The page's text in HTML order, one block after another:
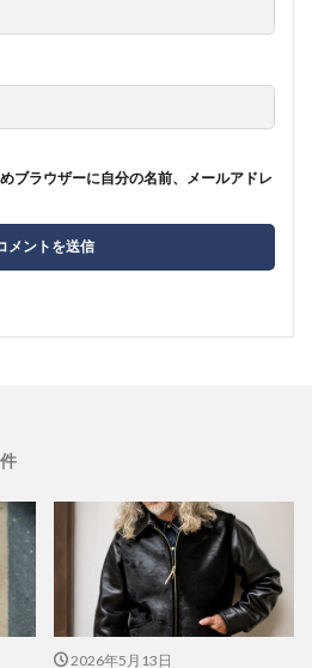
ブラウザーに自分の名前、メールアドレ
2026年5月13日